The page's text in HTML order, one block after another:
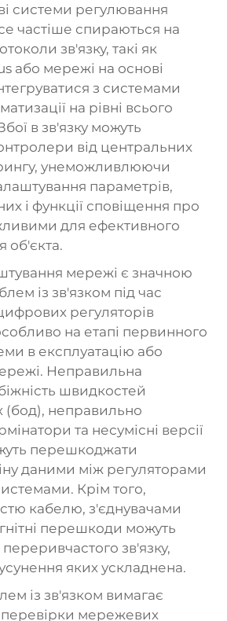
системи регулювання
частіше спираються на
зв'язку, такі як
або мережі на основі
з системами
на рівні всього
в зв'язку можуть
від центральних
унеможливлюючи
параметрів,
і функції сповіщення про
для ефективного
об'єкта.
мережі є значною
із зв'язком під час
регуляторів
на етапі первинного
в експлуатацію або
Неправильна
швидкостей
(бод), неправильно
та несумісні версії
перешкоджати
даними між регуляторами
Крім того,
кабелю, з'єднувачами
перешкоди можуть
зв'язку,
яких ускладнена.
із зв'язком вимагає
перевірки мережевих